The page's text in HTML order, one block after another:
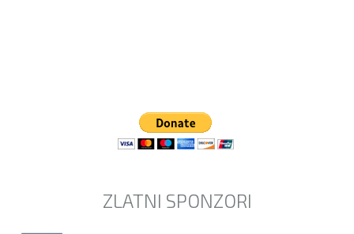
ZLATNI SPONZORI